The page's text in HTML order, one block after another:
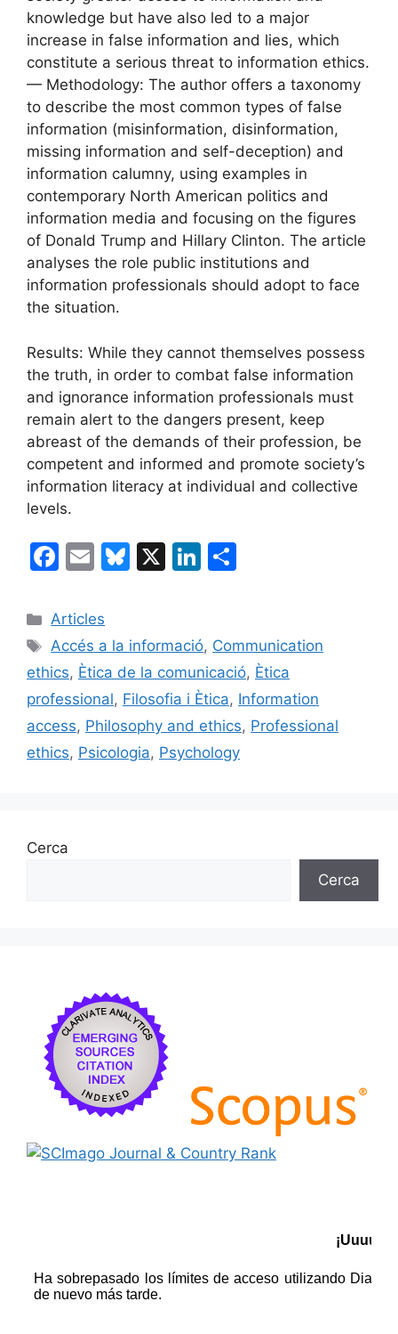
knowledge but have also led to a major
increase in false information and lies, which
constitute a serious threat to information ethics.
— Methodology: The author offers a taxonomy
to describe the most common types of false
information (misinformation, disinformation,
missing information and self-deception) and
information calumny, using examples in
contemporary North American politics and
information media and focusing on the figures
of Donald Trump and Hillary Clinton. The article
analyses the role public institutions and
information professionals should adopt to face
the situation.
Results: While they cannot themselves possess
the truth, in order to combat false information
and ignorance information professionals must
remain alert to the dangers present, keep
abreast of the demands of their profession, be
competent and informed and promote society’s
information literacy at individual and collective
levels.
F
c
e
b
o
o
k
E
ai
l
Bl
s
k
y
X
Li
e
dI
n
p
ar
te
ix
Categories
Articles
Etiquetes
Accés a la informació, Communication
ethics, Ètica de la comunicació, Ètica
professional, Filosofia i Ètica, Information
access, Philosophy and ethics, Professional
ethics, Psicologia, Psychology
Cerca
Cerca